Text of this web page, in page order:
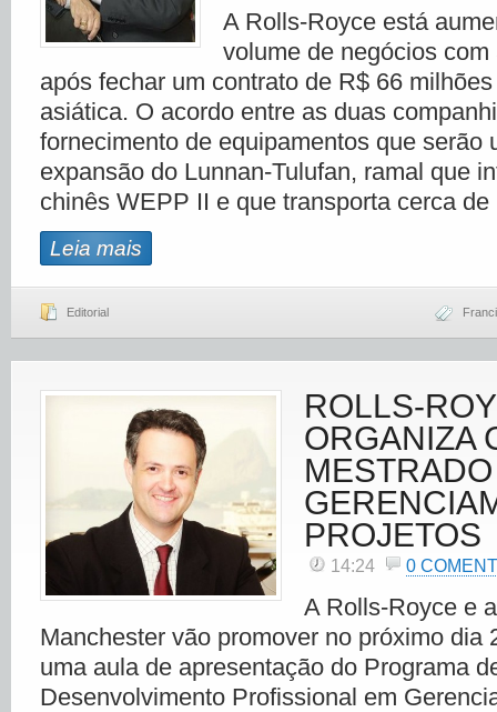
A Rolls-Royce está
volume de negócios
após fechar um contrato de R$ 66
asiática. O acordo entre as duas
fornecimento de equipamentos que serão
expansão do Lunnan-Tulufan, ramal que
chinês WEPP II e que transporta cerca
Leia mais
Editorial
ROLLS-
ORGANIZA
PROJETOS
14:24 0
A Rolls-Royce e
Manchester vão promover no próximo dia
uma aula de apresentação do Programa
Desenvolvimento Profissional em